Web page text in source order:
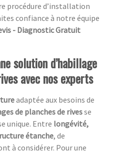
procédure d’installation
confiance à notre équipe
- Diagnostic Gratuit
solution d’habillage
avec nos experts
adaptée aux besoins de
de planches de rivesse
unique. Entre longévité,
étanche, de
à considérer. Pour une